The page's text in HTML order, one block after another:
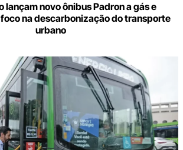
lançam novo ônibus Padron a gás e
na descarbonização do transporte
urbano